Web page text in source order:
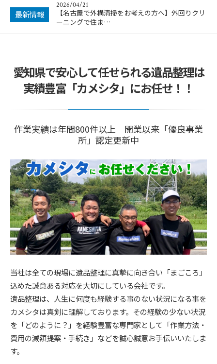
最新情報
2026/04/21
【名古屋で外構清掃をお考えの方へ】外回りクリ
ーニングで住ま…
愛知県で安心して任せられる遺品整理は
実績豊富「カメシタ」にお任せ！！
作業実績は年間800件以上 開業以来「優良事業
所」認定更新中
当社は全ての現場に遺品整理に真摯に向き合い「まごころ」
込めた誠意ある対応を大切にしている会社です。
遺品整理は、人生に何度も経験する事のない状況になる事を
カメシタは真剣に理解しております。その経験の少ない状況
を「どのように？」を経験豊富な専門家として「作業方法・
費用の減額提案・手続き」などを誠心誠意お手伝いいたしま
す。